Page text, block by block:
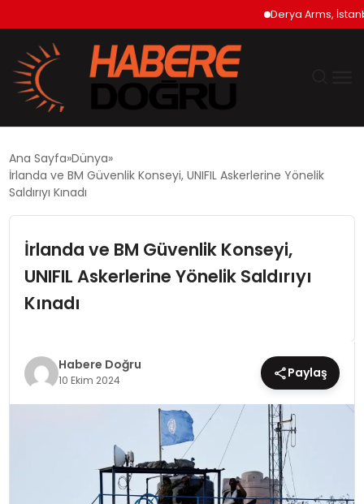
Derya Arms,
EKONOMİ
DÜNYA
SPOR
EĞİTİM
Ana Sayfa Dünya
İrlanda ve BM Güvenlik Konseyi, UNIFIL Askerlerine Yönelik
Saldırıyı Kınadı
İrlanda ve BM Güvenlik Konseyi,
UNIFIL Askerlerine Yönelik Saldırıyı
Kınadı
Habere Doğru
10 Ekim 2024 Paylaş